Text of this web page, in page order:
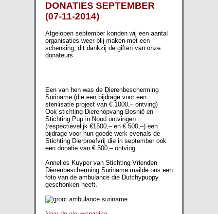
DONATIES SEPTEMBER
(07-11-2014)
Afgelopen september konden wij een aantal
organisaties weer blij maken met een
schenking, dit dankzij de giften van onze
donateurs
Een van hen was de Dierenbescherming
Suriname (die een bijdrage voor een
sterilisatie project van € 1000,– ontving)
Ook stichting Dierenopvang Bosnië en
Stichting Pup in Nood ontvingen
(respectievelijk €1500,– en € 500,–) een
bijdrage voor hun goede werk evenals de
Stichting Dierproefvrij die in september ook
een donatie van € 500,– ontving.
Annelies Kuyper van Stichting Vrienden
Dierenbescherming Suriname mailde ons een
foto van de ambulance die Dutchypuppy
geschonken heeft.